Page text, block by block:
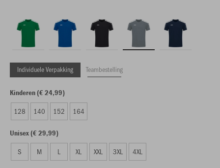
Individuele Verpakking Teambestelling
Kinderen (€ 24,99)
128 140 152 164
Unisex (€ 29,99)
S M L XL XXL 3XL 4XL